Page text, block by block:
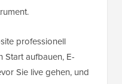
professionell
Start aufbauen, E-
Sie live gehen, und